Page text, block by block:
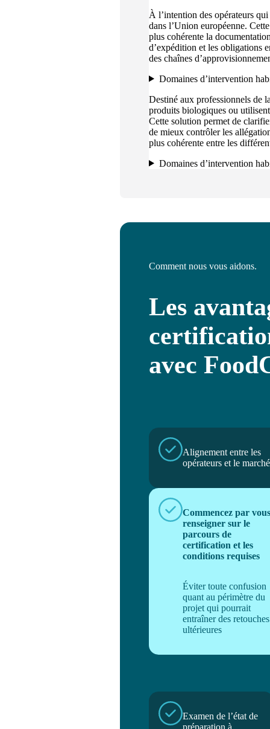
À l’intention des opérateurs
dans l’Union européenne.
plus cohérente la
d’expédition et les obligations
des chaînes
Domaines d’intervention
Destiné aux professionnels de
produits biologiques ou
Cette solution permet de
de mieux contrôler les
plus cohérente entre les
Domaines d’intervention
Comment nous vous aidons.
Les
avec
Alignement entre les
opérateurs et le marché
Commencez par vous
renseigner sur le
parcours de
certification et les
conditions requises
Éviter toute confusion
quant au périmètre du
projet qui pourrait
entraîner des retouches
ultérieures
Examen de l’état de